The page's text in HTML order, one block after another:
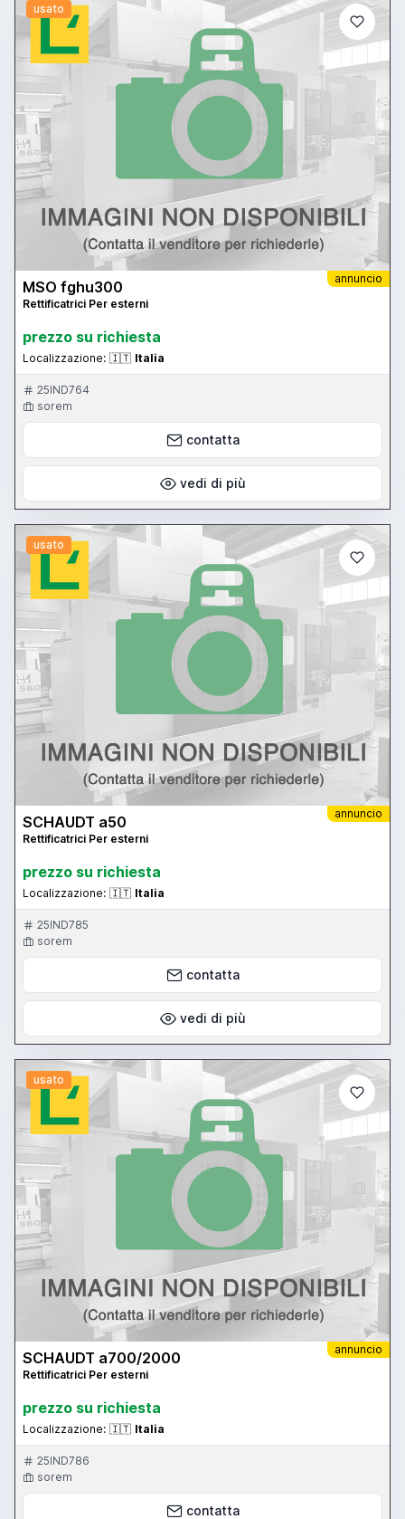
usato
annuncio
MSO fghu300
Rettificatrici Per esterni
prezzo su richiesta
Localizzazione: 🇮🇹 Italia
25IND764
sorem
contatta
vedi di più
usato
annuncio
SCHAUDT a50
Rettificatrici Per esterni
prezzo su richiesta
Localizzazione: 🇮🇹 Italia
25IND785
sorem
contatta
vedi di più
usato
annuncio
SCHAUDT a700/2000
Rettificatrici Per esterni
prezzo su richiesta
Localizzazione: 🇮🇹 Italia
25IND786
sorem
contatta